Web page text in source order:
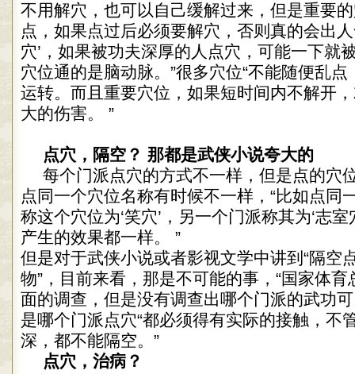
不用解穴，也可以自己缓解过来，但是重要
点，如果点过后必须要解穴，否则真的会出人
穴’，如果被功夫深厚的人点穴，可能一下就
穴位通的是脑动脉。”很多穴位“不能随便乱
运转。而且重要穴位，如果短时间内不解开
大的伤害。 ”
点穴，隔空？ 那都是武侠小说夸大的
每个门派点穴的方式不一样，但是点的穴
点同一个穴位名称有时候不一样，“比如点同
称这个穴位为‘笑穴’，另一个门派称其为‘志
产生的效果都一样。 ”
但是对于武侠小说或者影视文学中讲到“隔空
物”，目前来看，那是不可能的事，“国家体
面的调查，但是没有调查出哪个门派的武功
是哪个门派点穴“都必须得有实际的接触，不
深，都不能隔空。”
点穴，治病？